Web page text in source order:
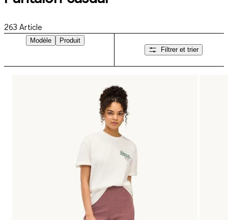
263 Article
Modèle
Produit
Filtrer et trier